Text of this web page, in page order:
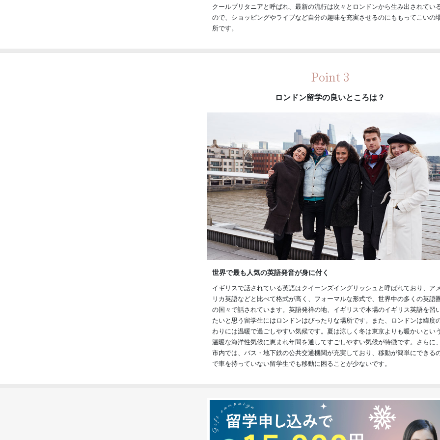
クールブリタニアと呼ばれ、最新の流行は次々とロンドンから生み出されてい
ので、ショッピングやライブなど自分の趣味を充実させるのにももってこいの
所です。
Point 3
ロンドン留学の良いところは？
世界で最も人気の英語発音が身に付く
イギリスで話されている英語はクイーンズイングリッシュと呼ばれており、ア
リカ英語などと比べて格式が高く、フォーマルな形式で、世界中の多くの英語
の国々で話されています。英語発祥の地、イギリスで本場のイギリス英語を習
たいと思う留学生にはロンドンはぴったりな場所です。また、ロンドンは緯度
わりには温暖で過ごしやすい気候です。夏は涼しく冬は東京よりも暖かいとい
温暖な海洋性気候に恵まれ年間を通してすごしやすい気候が特徴です。さらに
市内では、バス・地下鉄の公共交通機関が充実しており、移動が簡単にできる
で車を持っていない留学生でも移動に困ることが少ないです。